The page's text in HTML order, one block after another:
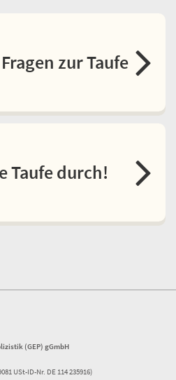
zur Taufe
Taufe durch!
(GEP) gGmbH
USt-ID-Nr. DE 114 235916)